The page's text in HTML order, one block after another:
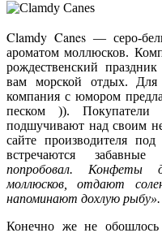
Clamdy Canes— серо-
ароматом моллюсков.
рождественский
вам морской отдых. Для
компания с юмором
песком )).
подшучивают над своим
сайте производителя
встречаются
попробовал. Конфеты
моллюсков, отдают
напоминают дохлую рыбу».
Конечно же не